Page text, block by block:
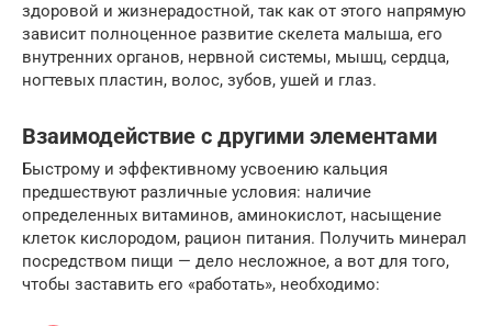
здоровой и жизнерадостной, так как от этого напрямую
зависит полноценное развитие скелета малыша, его
внутренних органов, нервной системы, мышц, сердца,
ногтевых пластин, волос, зубов, ушей и глаз.
Взаимодействие с другими элементами
Быстрому и эффективному усвоению кальция
предшествуют различные условия: наличие
определенных витаминов, аминокислот, насыщение
клеток кислородом, рацион питания. Получить минерал
посредством пищи — дело несложное, а вот для того,
чтобы заставить его «работать», необходимо: